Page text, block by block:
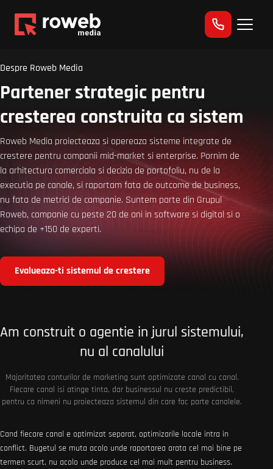
Despre Roweb Media
Partener strategic pentru
cresterea construita ca sistem
Roweb Media proiecteaza si opereaza sisteme integrate de
crestere pentru companii mid-market si enterprise. Pornim de
la arhitectura comerciala si decizia de portofoliu, nu de la
executia pe canale, si raportam fata de outcome de business,
nu fata de metrici de campanie. Suntem parte din Grupul
Roweb, companie cu peste 20 de ani in software si digital si o
echipa de +150 de experti.
Evalueaza-ti sistemul de crestere
Am construit o agentie in jurul sistemului,
nu al canalului
Majoritatea conturilor de marketing sunt optimizate canal cu canal.
Fiecare canal isi atinge tinta, dar businessul nu creste predictibil,
pentru ca nimeni nu proiecteaza sistemul din care fac parte canalele.
Cand fiecare canal e optimizat separat, optimizarile locale intra in
conflict. Bugetul se muta acolo unde raportarea arata cel mai bine pe
termen scurt, nu acolo unde produce cel mai mult pentru business.